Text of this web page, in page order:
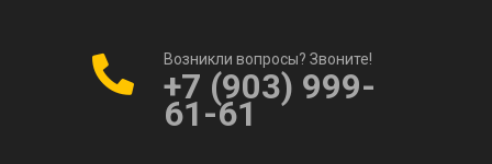
Возникли вопросы? Звоните!
+7 (903) 999-
61-61